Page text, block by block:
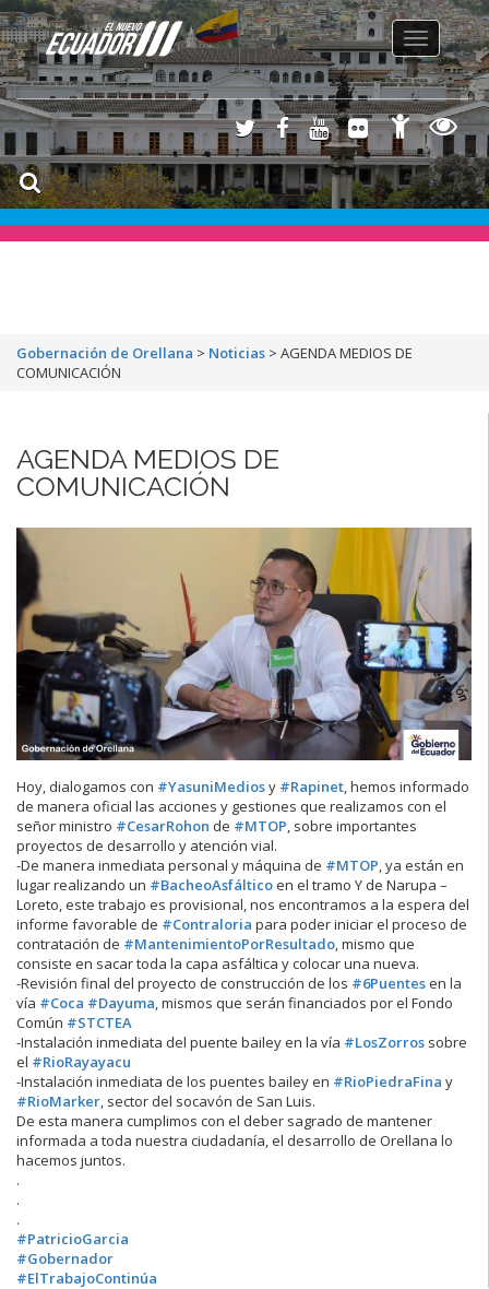
Toggle
navigation
Gobernación de Orellana > Noticias > AGENDA MEDIOS DE
COMUNICACIÓN
AGENDA MEDIOS DE
COMUNICACIÓN
Hoy, dialogamos con #YasuniMediosy #Rapinet, hemos informado
de manera oficial las acciones y gestiones que realizamos con el
señor ministro #CesarRohon de #MTOP, sobre importantes
proyectos de desarrollo y atención vial.
-De manera inmediata personal y máquina de #MTOP, ya están en
lugar realizando un #BacheoAsfálticoen el tramo Y de Narupa –
Loreto, este trabajo es provisional, nos encontramos a la espera del
informe favorable de #Contraloria para poder iniciar el proceso de
contratación de #MantenimientoPorResultado, mismo que
consiste en sacar toda la capa asfáltica y colocar una nueva.
-Revisión final del proyecto de construcción de los #6Puentesen la
vía #Coca #Dayuma, mismos que serán financiados por el Fondo
Común #STCTEA
-Instalación inmediata del puente bailey en la vía #LosZorros sobre
el #RioRayayacu
-Instalación inmediata de los puentes bailey en #RioPiedraFina y
#RioMarker, sector del socavón de San Luis.
De esta manera cumplimos con el deber sagrado de mantener
informada a toda nuestra ciudadanía, el desarrollo de Orellana lo
hacemos juntos.
.
.
.
#PatricioGarcia
#Gobernador
#ElTrabajoContinúa